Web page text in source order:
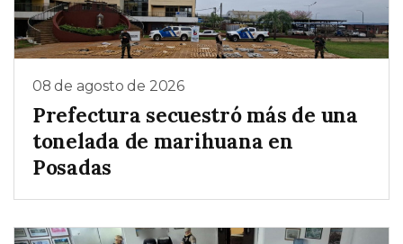
08 de agosto de 2026
Prefectura secuestró más de una
tonelada de marihuana en
Posadas